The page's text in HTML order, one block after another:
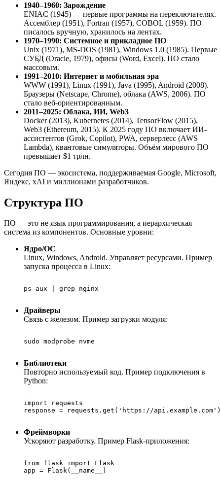
1940–1960: Зарождение
ENIAC (1945) — первые программы на переключателях.
Ассемблер (1951), Fortran (1957), COBOL (1959). ПО
писалось вручную, хранилось на лентах.
1970–1990: Системное и прикладное ПО
Unix (1971), MS-DOS (1981), Windows 1.0 (1985). Первые
СУБД (Oracle, 1979), офисы (Word, Excel). ПО стало
массовым.
1991–2010: Интернет и мобильная эра
WWW (1991), Linux (1991), Java (1995), Android (2008).
Браузеры (Netscape, Chrome), облака (AWS, 2006). ПО
стало веб-ориентированным.
2011–2025: Облака, ИИ, Web3
Docker (2013), Kubernetes (2014), TensorFlow (2015),
Web3 (Ethereum, 2015). К 2025 году ПО включает ИИ-
ассистентов (Grok, Copilot), PWA, серверлесс (AWS
Lambda), квантовые симуляторы. Объём мирового ПО
превышает $1 трлн.
Сегодня ПО — экосистема, поддерживаемая Google, Microsoft,
Яндекс, xAI и миллионами разработчиков.
Структура ПО
ПО — это не язык программирования, а иерархическая
система из компонентов. Основные уровни:
Ядро/ОС
Linux, Windows, Android. Управляет ресурсами. Пример
запуска процесса в Linux:
ps aux | grep nginx
Драйверы
Связь с железом. Пример загрузки модуля:
sudo modprobe nvme
Библиотеки
Повторно используемый код. Пример подключения в
Python:
import requests
response = requests.get('https://api.example.com')
Фреймворки
Ускоряют разработку. Пример Flask-приложения:
from flask import Flask
app = Flask(__name__)